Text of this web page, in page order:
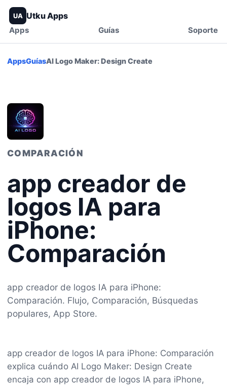
UA Utku Apps
Apps Guías Soporte
AppsGuíasAI Logo Maker: Design Create
COMPARACIÓN
app creador de
logos IA para
iPhone:
Comparación
app creador de logos IA para iPhone:
Comparación. Flujo, Comparación, Búsquedas
populares, App Store.
app creador de logos IA para iPhone: Comparación
explica cuándo AI Logo Maker: Design Create
encaja con app creador de logos IA para iPhone,